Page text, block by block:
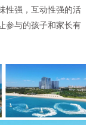
性强，互动性强的活
参与的孩子和家长有